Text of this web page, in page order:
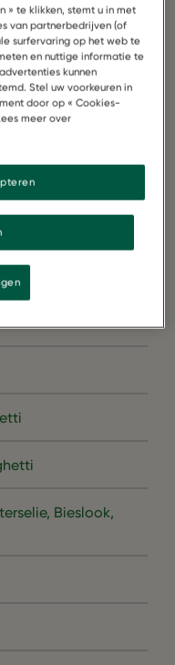
Bieslook,
» te klikken, stemt u in met
van partnerbedrijven (of
surfervaring op het web te
en nuttige informatie te
kunnen
Stel uw voorkeuren in
door op « Cookies-
meer over